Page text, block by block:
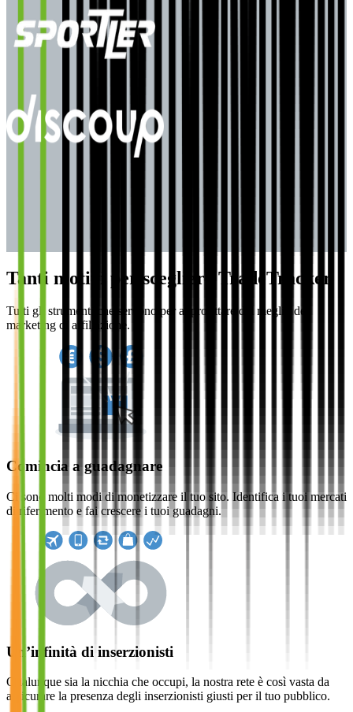
Tanti motivi per scegliere TradeTracker
Tutti gli strumenti che servono per approfittare del meglio del
marketing di affiliazione.
Comincia a guadagnare
Ci sono molti modi di monetizzare il tuo sito. Identifica i tuoi mercati
di riferimento e fai crescere i tuoi guadagni.
Un’infinità di inserzionisti
Qualunque sia la nicchia che occupi, la nostra rete è così vasta da
assicurare la presenza degli inserzionisti giusti per il tuo pubblico.